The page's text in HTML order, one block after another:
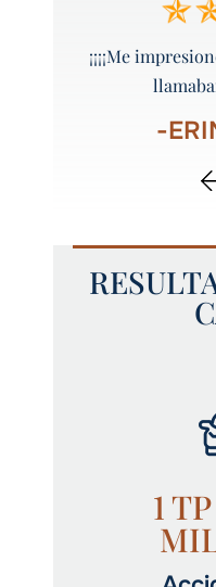
¡¡¡¡Me
-
1